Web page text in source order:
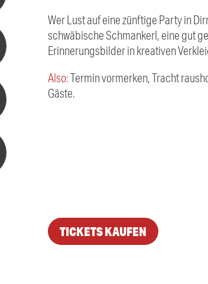
Wer Lust auf eine zünftige Party in
schwäbische Schmankerl, eine gut
Erinnerungsbilder in kreativen
Also:Termin vormerken, Tracht
Gäste.
TICKETS KAUFEN